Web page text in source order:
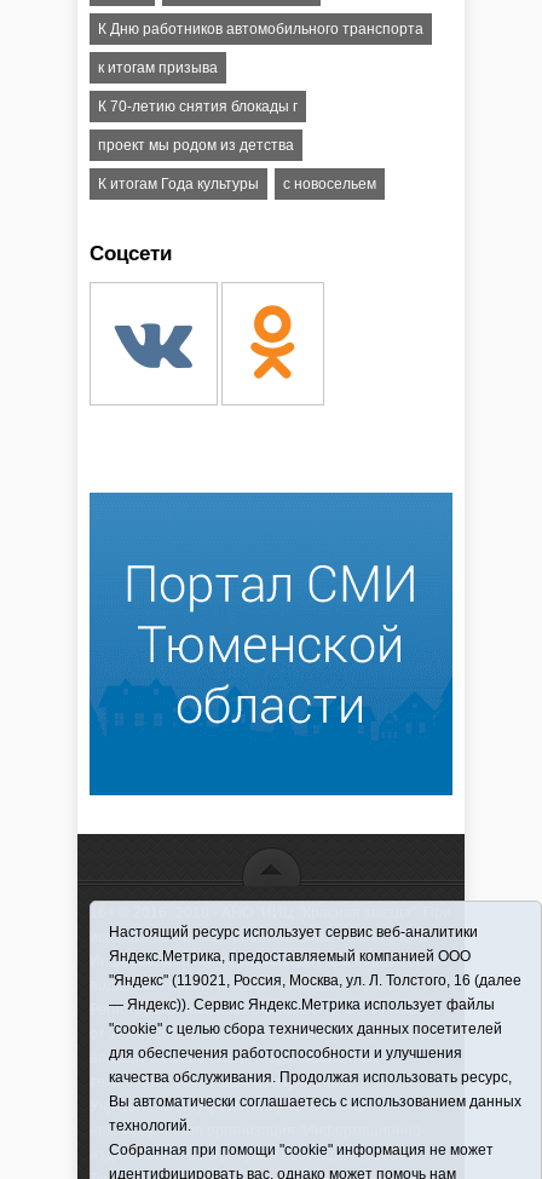
К Дню работников автомобильного транспорта
к итогам призыва
К 70-летию снятия блокады г
проект мы родом из детства
К итогам Года культуры с новосельем
Соцсети
использовании материалов ссылка обязательна
Информационная лента выходит при финансовой
поддержке правительства Тюменской области
Регистрационный номер СМИ ЭЛ № ФС 77-66066
от 10.06. 2016 г. выдано Федеральной службой по
надзору в сфере связи, информационных
технологий и массовых коммуникаций.
Учредитель (соучредители) Автономная
некоммерческая организация "Информационно-
издательский центр "Красная звезда"" (627570,
Настоящий ресурс использует сервис веб-аналитики
Яндекс.Метрика, предоставляемый компанией ООО
"Яндекс" (119021, Россия, Москва, ул. Л. Толстого, 16 (далее
— Яндекс)). Сервис Яндекс.Метрика использует файлы
"cookie" с целью сбора технических данных посетителей
для обеспечения работоспособности и улучшения
качества обслуживания. Продолжая использовать ресурс,
Вы автоматически соглашаетесь с использованием данных
технологий.
Собранная при помощи "cookie" информация не может
идентифицировать вас, однако может помочь нам